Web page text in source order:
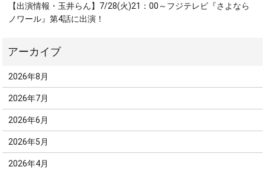
【出演情報・玉井らん】7/28(火)21：00～フジテレビ『さよなら
ノワール』第4話に出演！
2026年8月
2026年7月
2026年6月
2026年5月
2026年4月